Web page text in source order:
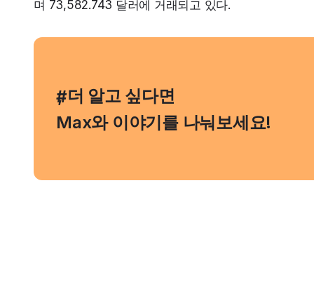
며 73,582.743 달러에 거래되고 있다.
#
, 더 알고 싶다면
Max와 이야기를 나눠보세요!